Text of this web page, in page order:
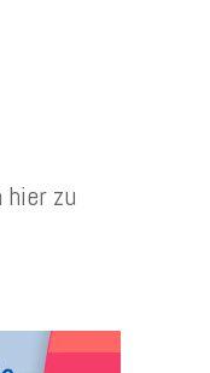
hier zu